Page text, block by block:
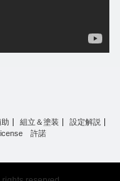
組立＆塗装
設定解説
許諾